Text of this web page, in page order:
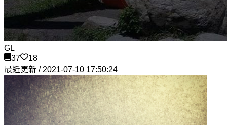
GL
37
18
最近更新 / 2021-07-10 17:50:24